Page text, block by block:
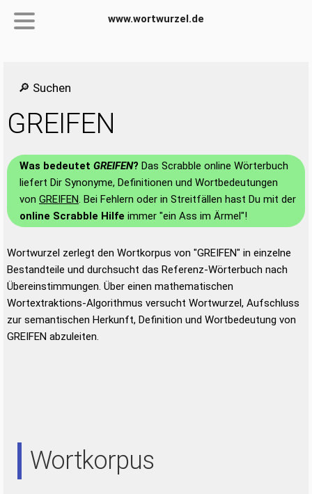
www.wortwurzel.de
🔎 Suchen
GREIFEN
Was bedeutet GREIFEN? Das Scrabble online Wörterbuch
liefert Dir Synonyme, Definitionen und Wortbedeutungen
von GREIFEN. Bei Fehlern oder in Streitfällen hast Du mit der
online Scrabble Hilfe immer "ein Ass im Ärmel"!
Wortwurzel zerlegt den Wortkorpus von "GREIFEN" in einzelne
Bestandteile und durchsucht das Referenz-Wörterbuch nach
Übereinstimmungen. Über einen mathematischen
Wortextraktions-Algorithmus versucht Wortwurzel, Aufschluss
zur semantischen Herkunft, Definition und Wortbedeutung von
GREIFEN abzuleiten.
Wortkorpus